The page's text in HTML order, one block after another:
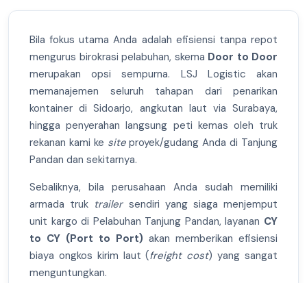
Bila fokus utama Anda adalah efisiensi tanpa repot
mengurus birokrasi pelabuhan, skema Door to Door
merupakan opsi sempurna. LSJ Logistic akan
memanajemen seluruh tahapan dari penarikan
kontainer di Sidoarjo, angkutan laut via Surabaya,
hingga penyerahan langsung peti kemas oleh truk
rekanan kami ke siteproyek/gudang Anda di Tanjung
Pandan dan sekitarnya.
Sebaliknya, bila perusahaan Anda sudah memiliki
armada truk trailersendiri yang siaga menjemput
unit kargo di Pelabuhan Tanjung Pandan, layanan CY
to CY (Port to Port) akan memberikan efisiensi
biaya ongkos kirim laut (freight cost) yang sangat
menguntungkan.